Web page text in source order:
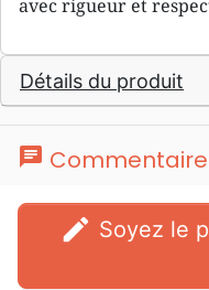
avec rigueur et
Détails du produit
chat
edit